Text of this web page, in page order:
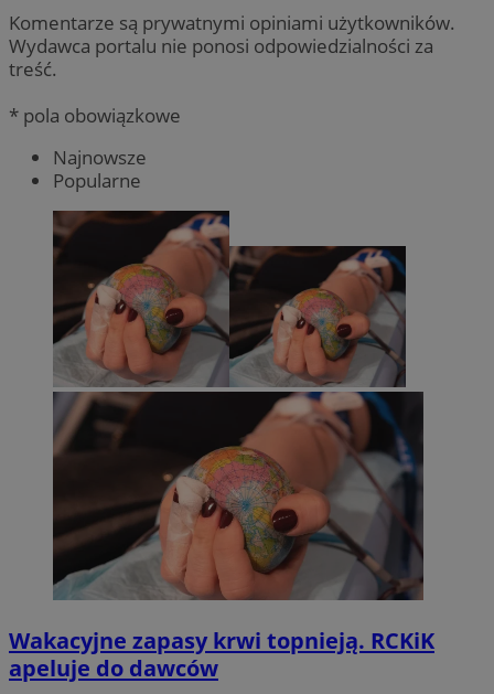
Komentarze są prywatnymi opiniami użytkowników.
Wydawca portalu nie ponosi odpowiedzialności za
treść.
* pola obowiązkowe
Najnowsze
Popularne
Wakacyjne zapasy krwi topnieją. RCKiK
apeluje do dawców